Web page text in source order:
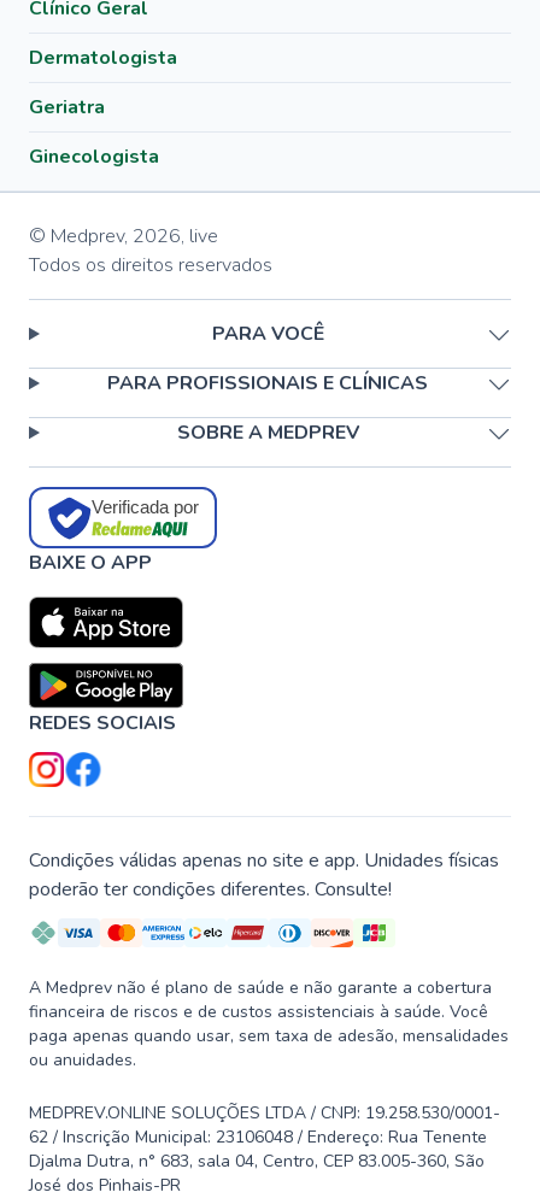
Clínico Geral
Dermatologista
Geriatra
Ginecologista
© Medprev, 2026, live
Todos os direitos reservados
PARA VOCÊ
PARA PROFISSIONAIS E CLÍNICAS
SOBRE A MEDPREV
Verificada por
BAIXE O APP
REDES SOCIAIS
Condições válidas apenas no site e app. Unidades físicas
poderão ter condições diferentes. Consulte!
A Medprev não é plano de saúde e não garante a cobertura
financeira de riscos e de custos assistenciais à saúde. Você
paga apenas quando usar, sem taxa de adesão, mensalidades
ou anuidades.
MEDPREV.ONLINE SOLUÇÕES LTDA / CNPJ: 19.258.530/0001-
62 / Inscrição Municipal: 23106048 / Endereço: Rua Tenente
Djalma Dutra, n° 683, sala 04, Centro, CEP 83.005-360, São
José dos Pinhais-PR